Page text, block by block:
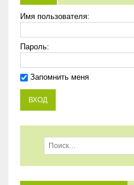
Имя пользователя:
Пароль:
Запомнить меня